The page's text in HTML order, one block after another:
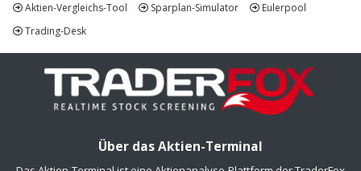
Aktien-Vergleichs-Tool
Sparplan-Simulator
Eulerpool
Trading-Desk
Über das Aktien-Terminal